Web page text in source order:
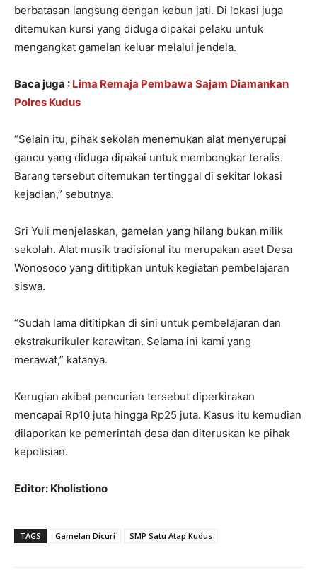
berbatasan langsung dengan kebun jati. Di lokasi juga
ditemukan kursi yang diduga dipakai pelaku untuk
mengangkat gamelan keluar melalui jendela.
Baca juga : Lima Remaja Pembawa Sajam Diamankan
Polres Kudus
“Selain itu, pihak sekolah menemukan alat menyerupai
gancu yang diduga dipakai untuk membongkar teralis.
Barang tersebut ditemukan tertinggal di sekitar lokasi
kejadian,” sebutnya.
Sri Yuli menjelaskan, gamelan yang hilang bukan milik
sekolah. Alat musik tradisional itu merupakan aset Desa
Wonosoco yang dititipkan untuk kegiatan pembelajaran
siswa.
“Sudah lama dititipkan di sini untuk pembelajaran dan
ekstrakurikuler karawitan. Selama ini kami yang
merawat,” katanya.
Kerugian akibat pencurian tersebut diperkirakan
mencapai Rp10 juta hingga Rp25 juta. Kasus itu kemudian
dilaporkan ke pemerintah desa dan diteruskan ke pihak
kepolisian.
Editor: Kholistiono
TAGS Gamelan Dicuri SMP Satu Atap Kudus